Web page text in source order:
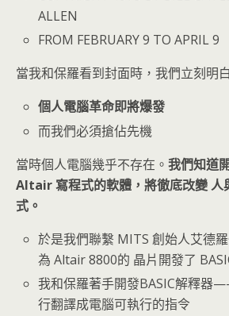
ALLEN
FROM FEBRUARY 9 TO APRIL 9
當我和保羅看到封面時，我們立刻明
個人電腦革命即將爆發
而我們必須搶佔先機
當時個人電腦幾乎不存在。 我們知道
Altair 寫程式的軟體，將徹底改變 人
式。
於是我們聯繫 MITS 創始人艾德
為 Altair 8800的 晶片開發了
我和保羅著手開發BASIC解釋器
行翻譯成電腦可執行的指令